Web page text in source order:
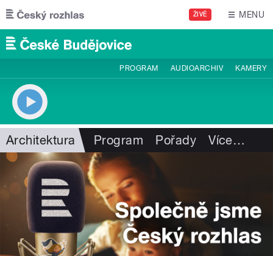
Přejít k hlavnímu obsahu
ŽIVĚ MENU
PROGRAM AUDIOARCHIV KAMERY
Architektura Program Pořady Více…